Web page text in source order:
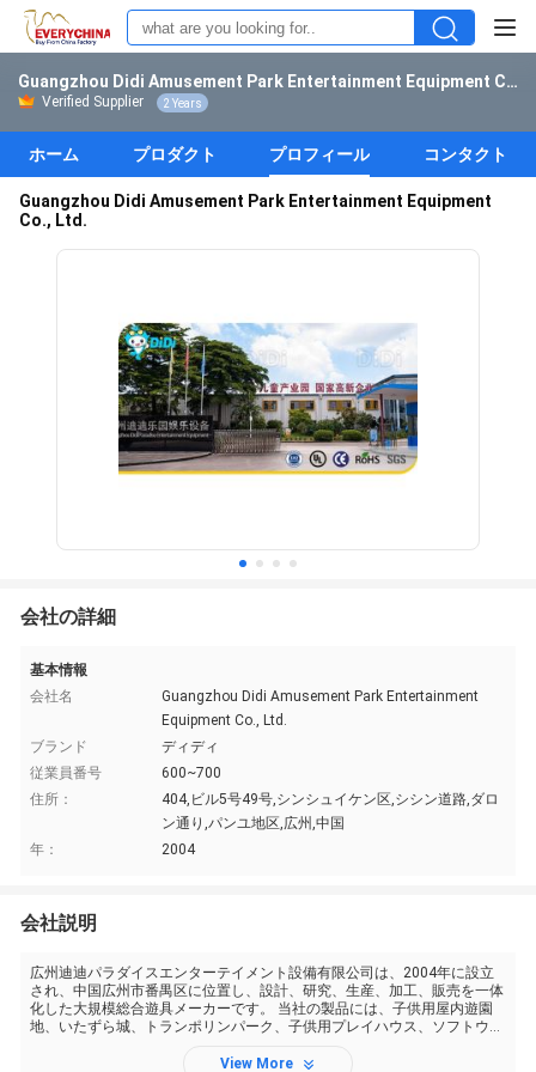
Guangzhou Didi Amusement Park Entertainment Equipment Co., Ltd.
Verified Supplier 2 Years
ホーム プロダクト プロフィール コンタクト
Guangzhou Didi Amusement Park Entertainment Equipment
Co., Ltd.
会社の詳細
基本情報
会社名
Guangzhou Didi Amusement Park Entertainment
Equipment Co., Ltd.
ブランド
ディディ
従業員番号
600~700
住所：
404,ビル5号49号,シンシュイケン区,シシン道路,ダロ
ン通り,パンユ地区,広州,中国
年：
2004
会社説明
広州迪迪パラダイスエンターテイメント設備有限公司は、2004年に設立
され、中国広州市番禺区に位置し、設計、研究、生産、加工、販売を一体
化した大規模総合遊具メーカーです。 当社の製品には、子供用屋内遊園
地、いたずら城、トランポリンパーク、子供用プレイハウス、ソフトウェ
ち、自社の生産拠点は20,000平方メートルを超えています。当社は...
View More